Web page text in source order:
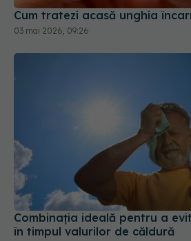
Cum tratezi acasă unghia
03 mai 2026, 09:26
Combinația ideală pentru a
în timpul valurilor de căldură